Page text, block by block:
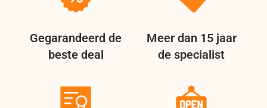
Gegarandeerd de
beste deal
Meer dan 15 jaar
de specialist